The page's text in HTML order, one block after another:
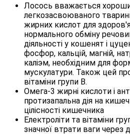
Лосось вважається
легкозасвоюваного
жирних кислот для
нормального обміну
діяльності у кошенят і
фосфор, кальцій, магній,
каліэм, необхідним для
мускулатури. Також цей
вітаміни групи В.
Омега-3 жирні кислоти і
протизапальна дія на
цілісності кишечника
Електроліти та вітаміни
значної втрати ваги через